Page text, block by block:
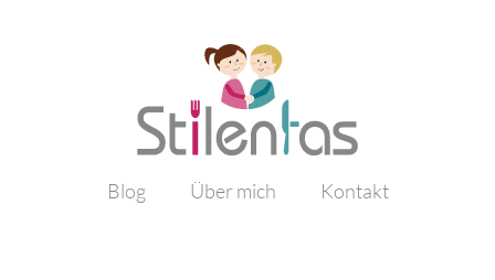
Blog Über mich Kontakt